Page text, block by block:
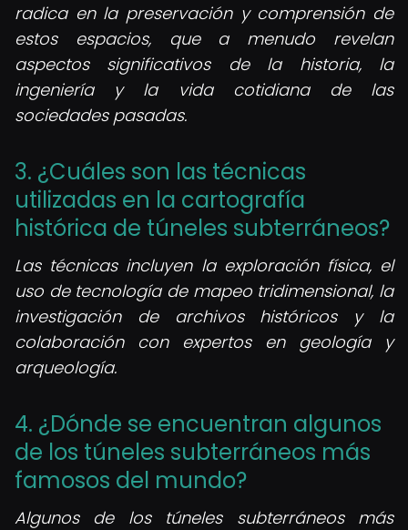
radica en la preservación y comprensión de
estos espacios, que a menudo revelan
aspectos significativos de la historia, la
ingeniería y la vida cotidiana de las
sociedades pasadas.
3. ¿Cuáles son las técnicas
utilizadas en la cartografía
histórica de túneles subterráneos?
Las técnicas incluyen la exploración física, el
uso de tecnología de mapeo tridimensional, la
investigación de archivos históricos y la
colaboración con expertos en geología y
arqueología.
4. ¿Dónde se encuentran algunos
de los túneles subterráneos más
famosos del mundo?
Algunos de los túneles subterráneos más